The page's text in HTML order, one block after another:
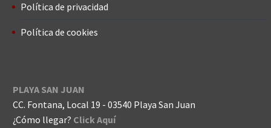
Política de privacidad
Política de cookies
PLAYA SAN JUAN
CC. Fontana, Local 19 - 03540 Playa San Juan
¿Cómo llegar? Click Aquí